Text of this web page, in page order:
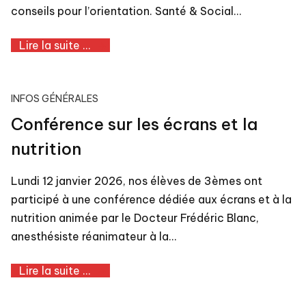
conseils pour l’orientation. Santé & Social…
Lire la suite ...
INFOS GÉNÉRALES
Conférence sur les écrans et la
nutrition
Lundi 12 janvier 2026, nos élèves de 3èmes ont
participé à une conférence dédiée aux écrans et à la
nutrition animée par le Docteur Frédéric Blanc,
anesthésiste réanimateur à la…
Lire la suite ...